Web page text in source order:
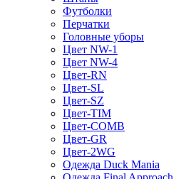
Футболки
Перчатки
Головные уборы
Цвет NW-1
Цвет NW-4
Цвет-RN
Цвет-SL
Цвет-SZ
Цвет-TIM
Цвет-COMB
Цвет-GR
Цвет-2WG
Одежда Duck Mania